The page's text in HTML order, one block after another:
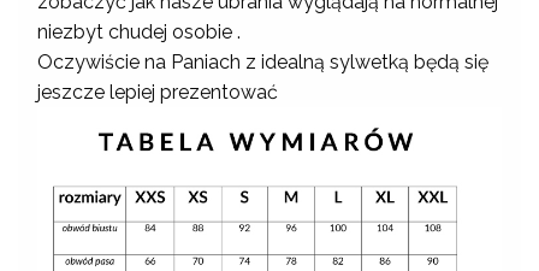
niezbyt chudej osobie .
Oczywiście na Paniach z idealną sylwetką będą się
jeszcze lepiej prezentować